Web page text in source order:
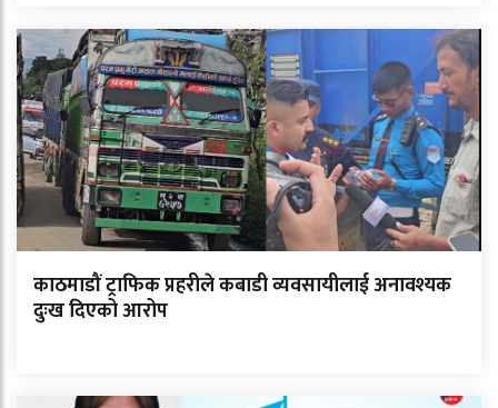
काठमाडौं ट्राफिक प्रहरीले कबाडी व्यवसायीलाई अनावश्यक
दुःख दिएको आरोप